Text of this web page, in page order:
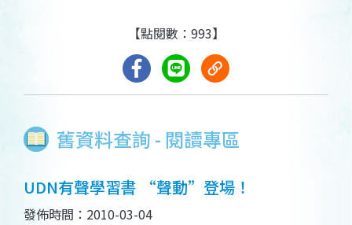
舊資料查詢 - 閱讀專區
【點閱數：993】
UDN有聲學習書 “聲動”登場！
發佈時間：2010-03-04